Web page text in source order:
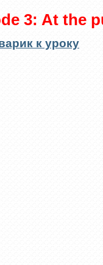
3: At the
к уроку